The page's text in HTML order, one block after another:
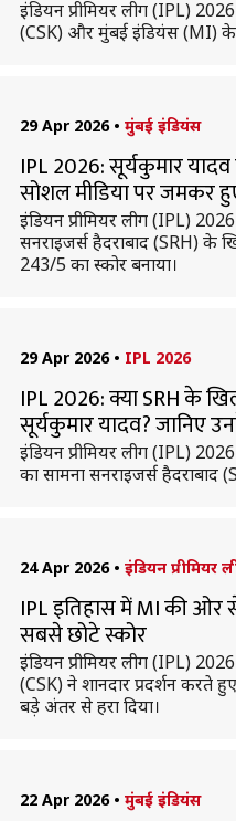
इंडियन प्रीमियर लीग (IPL)
(CSK) और मुंबई इंडियंस (MI) के
29 Apr 2026 • मुंबई इंडियंस
IPL 2026: सूर्यकुमार
सोशल मीडिया पर जमकर
इंडियन प्रीमियर लीग (IPL)
सनराइजर्स हैदराबाद (SRH)
243/5 का स्कोर बनाया।
29 Apr 2026 • IPL 2026
IPL 2026: क्या SRH के
सूर्यकुमार यादव? जानिए
इंडियन प्रीमियर लीग (IPL)
का सामना सनराइजर्स हैदराबाद
24 Apr 2026 • इंडियन प्रीमियर
IPL इतिहास में MI की
सबसे छोटे स्कोर
इंडियन प्रीमियर लीग (IPL)
(CSK) ने शानदार प्रदर्शन
बड़े अंतर से हरा दिया।
22 Apr 2026 • मुंबई इंडियंस